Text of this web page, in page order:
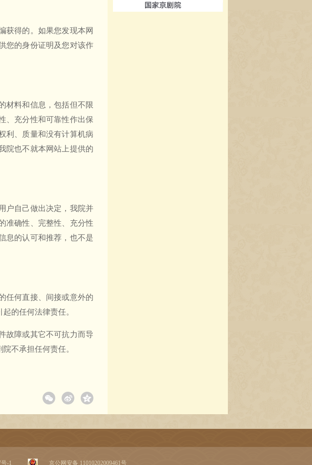
获得的。如果您发现本网
您的身份证明及您对该作
材料和信息，包括但不限
、充分性和可靠性作出保
利、质量和没有计算机病
院也不就本网站上提供的
户自己做出决定，我院并
准确性、完整性、充分性
息的认可和推荐，也不是
任何直接、间接或意外的
的任何法律责任。
故障或其它不可抗力而导
不承担任何责任。
-1 京公网安备 11010202009461号